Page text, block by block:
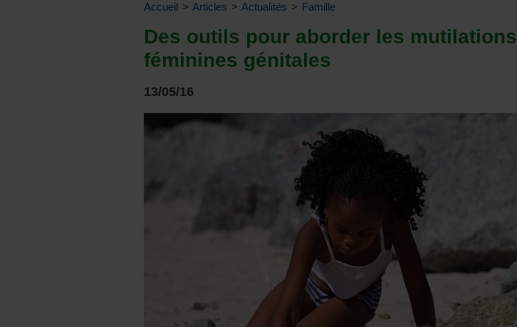
Accueil > Articles > Actualités > Famille
Des outils pour aborder les mutilations
féminines génitales
13/05/16